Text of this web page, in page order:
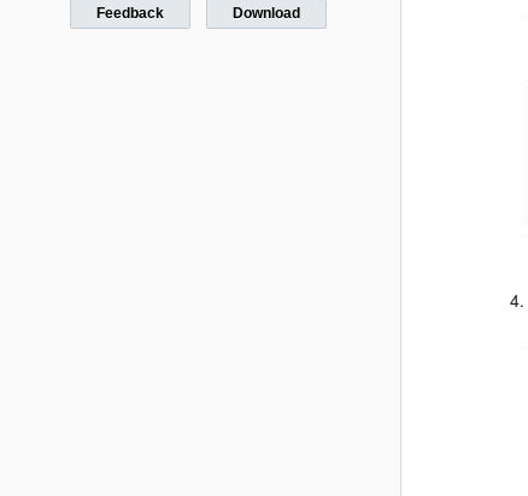
Feedback Download